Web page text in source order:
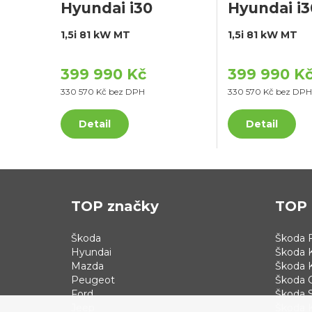
Hyundai i30
1,5i 81 kW MT
399 990 Kč
330 570 Kč bez DPH
Detail
Hyundai
1,5i 81 kW MT
399 990
330 570 Kč bez DPH
Detail
TOP značky
Škoda
Hyundai
Mazda
Peugeot
Ford
Škoda
Škoda
Škoda
Škoda
Škoda